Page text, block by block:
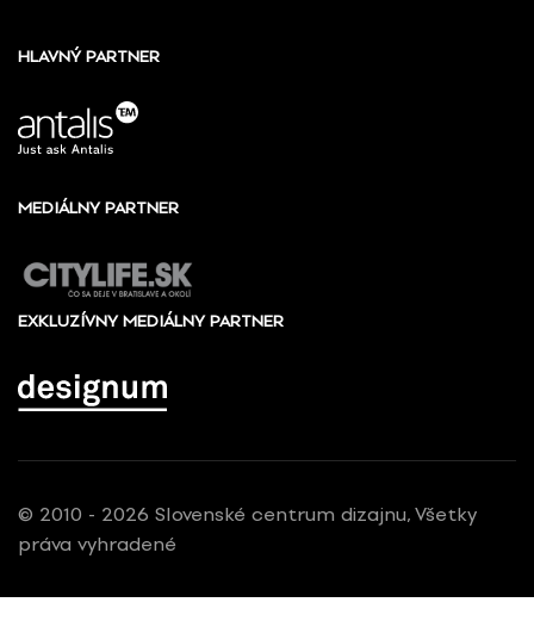
HLAVNÝ PARTNER
MEDIÁLNY PARTNER
EXKLUZÍVNY MEDIÁLNY PARTNER
© 2010 - 2026 Slovenské centrum dizajnu, Všetky
práva vyhradené